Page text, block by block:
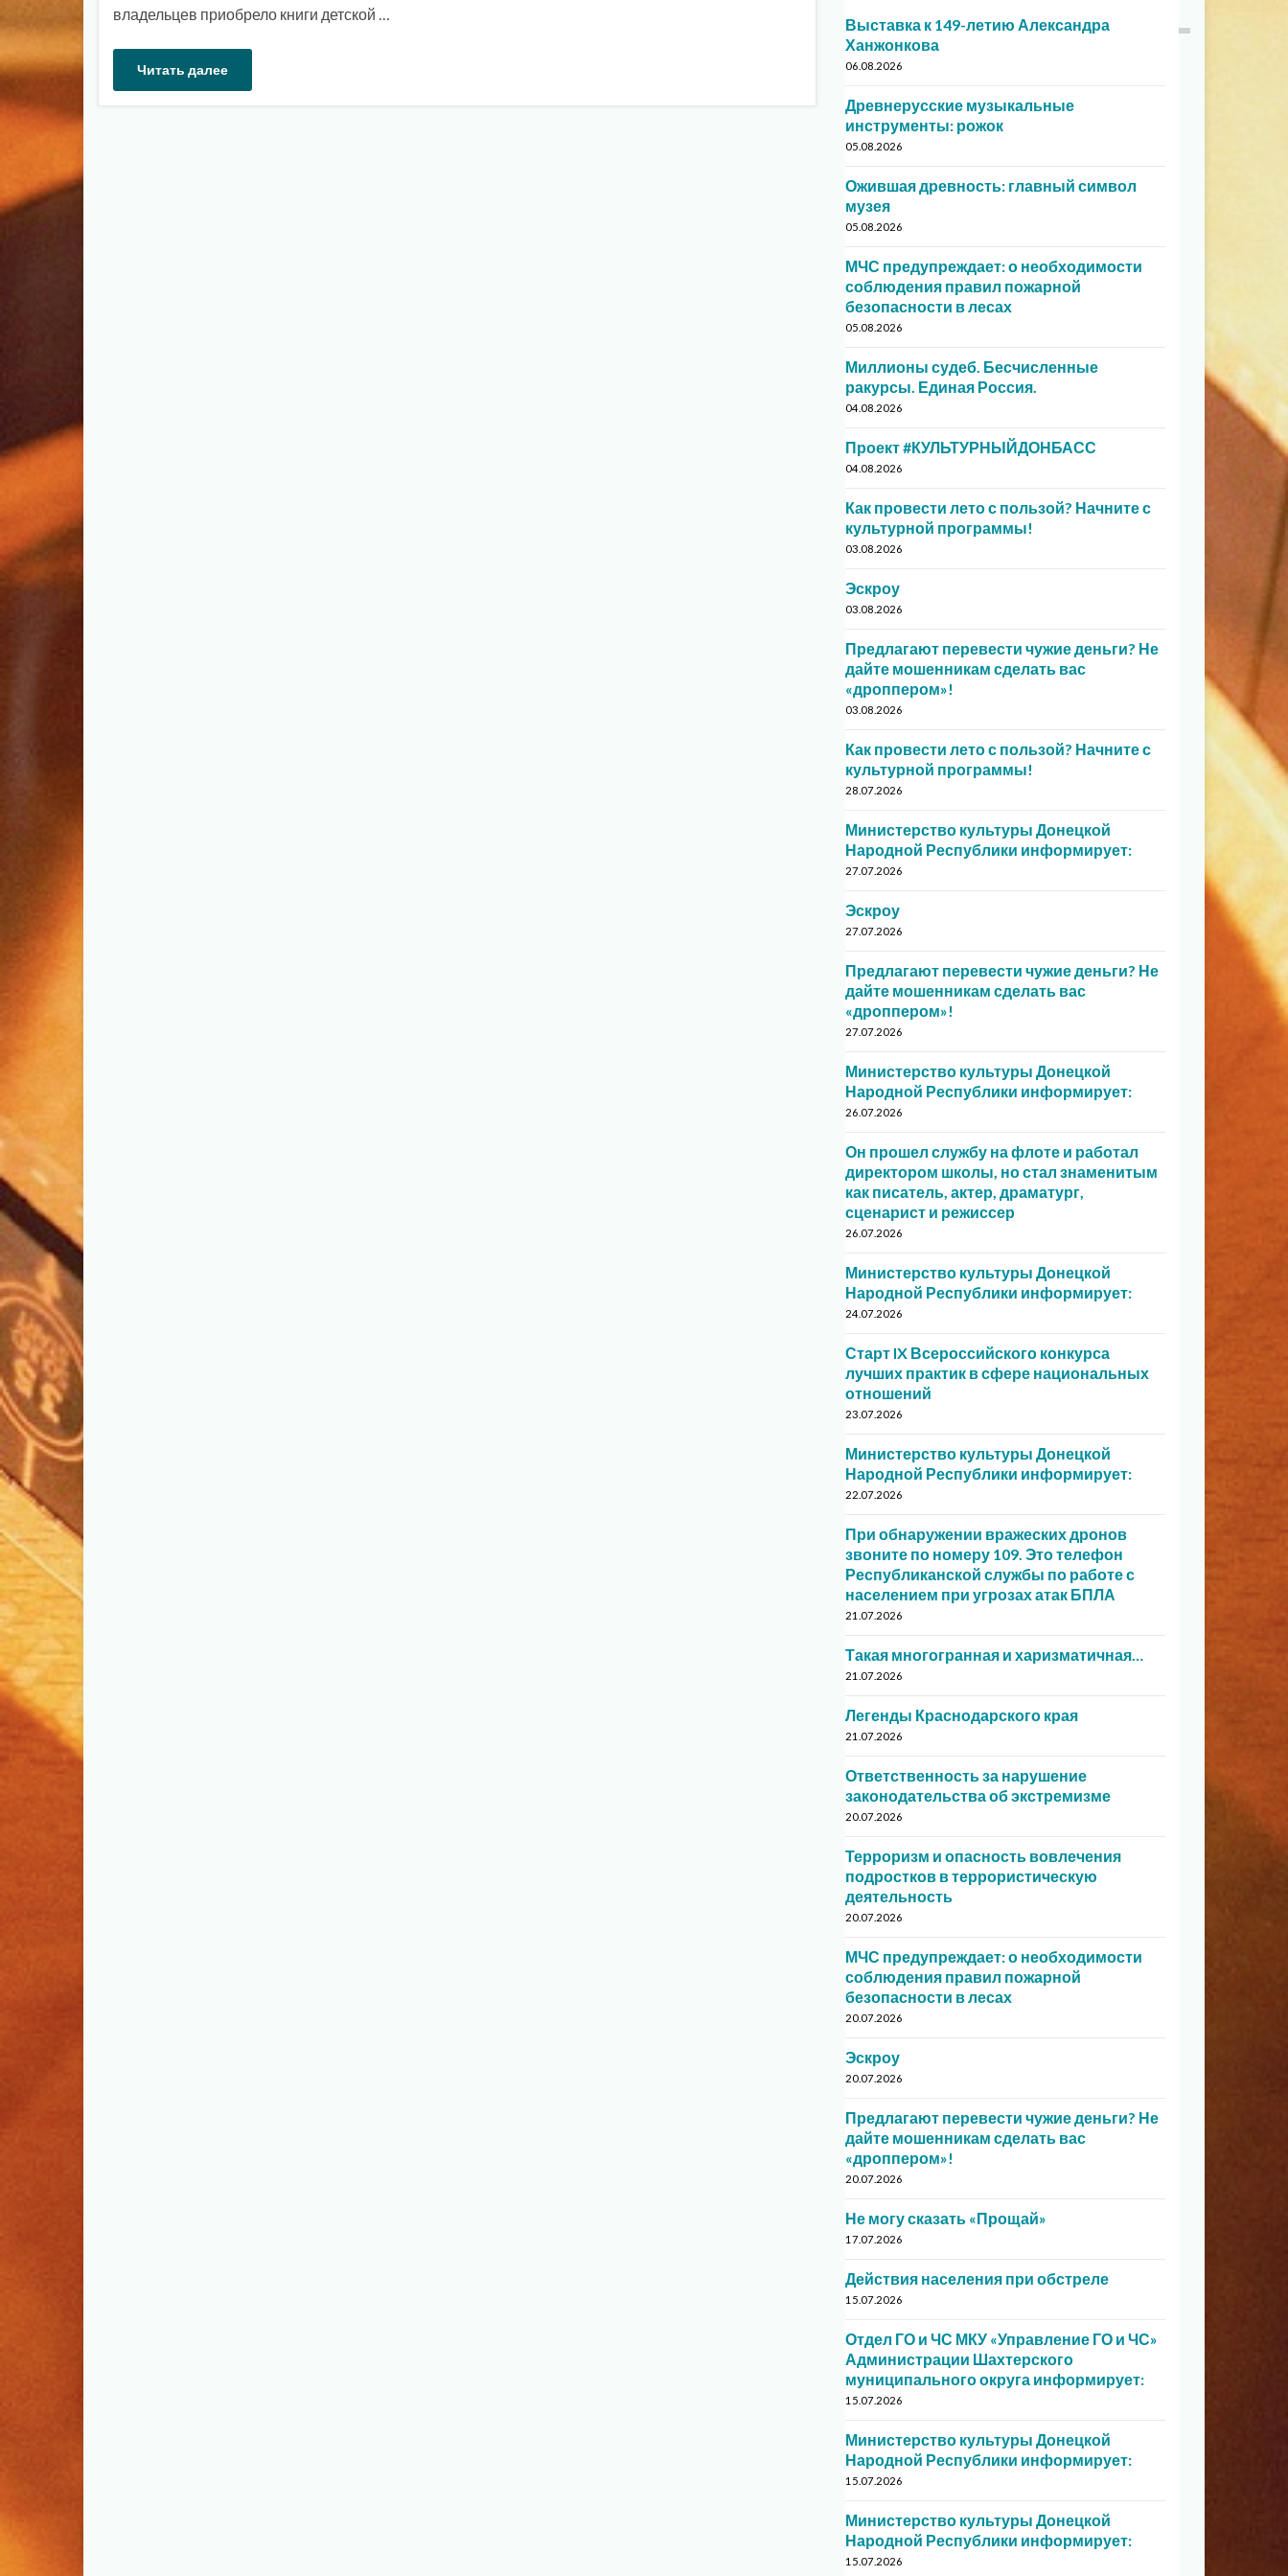
владельцев приобрело книги детской …
Читать далее
Выставка к 149-летию Александра
Ханжонкова
06.08.2026
Древнерусские музыкальные
инструменты: рожок
05.08.2026
Ожившая древность: главный символ
музея
05.08.2026
МЧС предупреждает: о необходимости
соблюдения правил пожарной
безопасности в лесах
05.08.2026
Миллионы судеб. Бесчисленные
ракурсы. Единая Россия.
04.08.2026
Проект #КУЛЬТУРНЫЙДОНБАСС
04.08.2026
Как провести лето с пользой? Начните с
культурной программы!
03.08.2026
Эскроу
03.08.2026
Предлагают перевести чужие деньги? Не
дайте мошенникам сделать вас
«дроппером»!
03.08.2026
Как провести лето с пользой? Начните с
культурной программы!
28.07.2026
Министерство культуры Донецкой
Народной Республики информирует:
27.07.2026
Эскроу
27.07.2026
Предлагают перевести чужие деньги? Не
дайте мошенникам сделать вас
«дроппером»!
27.07.2026
Министерство культуры Донецкой
Народной Республики информирует:
26.07.2026
Он прошел службу на флоте и работал
директором школы, но стал знаменитым
как писатель, актер, драматург,
сценарист и режиссер
26.07.2026
Министерство культуры Донецкой
Народной Республики информирует:
24.07.2026
Старт IX Всероссийского конкурса
лучших практик в сфере национальных
отношений
23.07.2026
Министерство культуры Донецкой
Народной Республики информирует:
22.07.2026
При обнаружении вражеских дронов
звоните по номеру 109. Это телефон
Республиканской службы по работе с
населением при угрозах атак БПЛА
21.07.2026
Такая многогранная и харизматичная…
21.07.2026
Легенды Краснодарского края
21.07.2026
Ответственность за нарушение
законодательства об экстремизме
20.07.2026
Терроризм и опасность вовлечения
подростков в террористическую
деятельность
20.07.2026
МЧС предупреждает: о необходимости
соблюдения правил пожарной
безопасности в лесах
20.07.2026
Эскроу
20.07.2026
Предлагают перевести чужие деньги? Не
дайте мошенникам сделать вас
«дроппером»!
20.07.2026
Не могу сказать «Прощай»
17.07.2026
Действия населения при обстреле
15.07.2026
Отдел ГО и ЧС МКУ «Управление ГО и ЧС»
Администрации Шахтерского
муниципального округа информирует:
15.07.2026
Министерство культуры Донецкой
Народной Республики информирует:
15.07.2026
Министерство культуры Донецкой
Народной Республики информирует:
15.07.2026